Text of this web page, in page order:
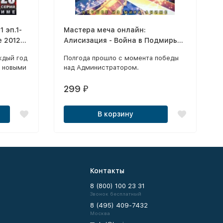
эп.1-
2012
год
новыми
Мастера меча онлайн:
Алисизация - Война в Подмирье
Полгода прошло с момента победы
над Администратором.
299 ₽
В корзину
Контакты
8 (800) 100 23 31
Звонок бесплатный
8 (495) 409-7432
Москва